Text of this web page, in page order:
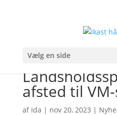
Vælg en side
afsted til
af Ida | nov 20, 2023 |